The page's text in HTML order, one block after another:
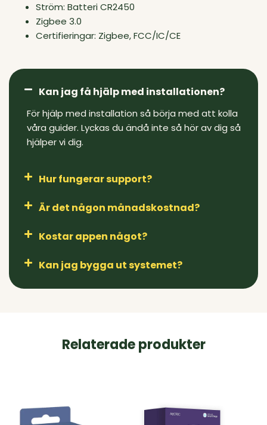
Ström: Batteri CR2450
Zigbee 3.0
Certifieringar: Zigbee, FCC/IC/CE
Kan jag få hjälp med installationen?
För hjälp med installation så börja med att kolla
våra guider. Lyckas du ändå inte så hör av dig så
hjälper vi dig.
Hur fungerar support?
Är det någon månadskostnad?
Kostar appen något?
Kan jag bygga ut systemet?
Relaterade produkter